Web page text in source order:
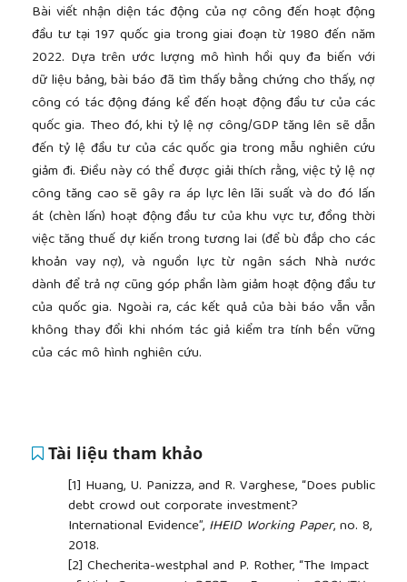
Bài viết nhận diện tác động của nợ công đến hoạt động
đầu tư tại 197 quốc gia trong giai đoạn từ 1980 đến năm
2022. Dựa trên ước lượng mô hình hồi quy đa biến với
dữ liệu bảng, bài báo đã tìm thấy bằng chứng cho thấy, nợ
công có tác động đáng kể đến hoạt động đầu tư của các
quốc gia. Theo đó, khi tỷ lệ nợ công/GDP tăng lên sẽ dẫn
đến tỷ lệ đầu tư của các quốc gia trong mẫu nghiên cứu
giảm đi. Điều này có thể được giải thích rằng, việc tỷ lệ nợ
công tăng cao sẽ gây ra áp lực lên lãi suất và do đó lấn
át (chèn lấn) hoạt động đầu tư của khu vực tư, đồng thời
việc tăng thuế dự kiến trong tương lai (để bù đắp cho các
khoản vay nợ), và nguồn lực từ ngân sách Nhà nước
dành để trả nợ cũng góp phần làm giảm hoạt động đầu tư
của quốc gia. Ngoài ra, các kết quả của bài báo vẫn vẫn
không thay đổi khi nhóm tác giả kiểm tra tính bền vững
của các mô hình nghiên cứu.
Tài liệu tham khảo
[1] Huang, U. Panizza, and R. Varghese, “Does public
debt crowd out corporate investment?
International Evidence”, IHEID Working Paper, no. 8,
2018.
[2] Checherita-westphal and P. Rother, “The Impact